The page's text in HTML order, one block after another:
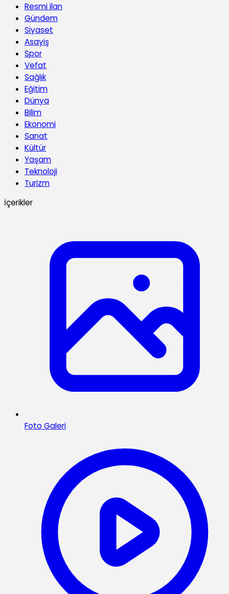
Resmi ilan
Gündem
Siyaset
Asayiş
Spor
Vefat
Sağlık
Eğitim
Dünya
Bilim
Ekonomi
Sanat
Kültür
Yaşam
Teknoloji
Turizm
İçerikler
Foto Galeri